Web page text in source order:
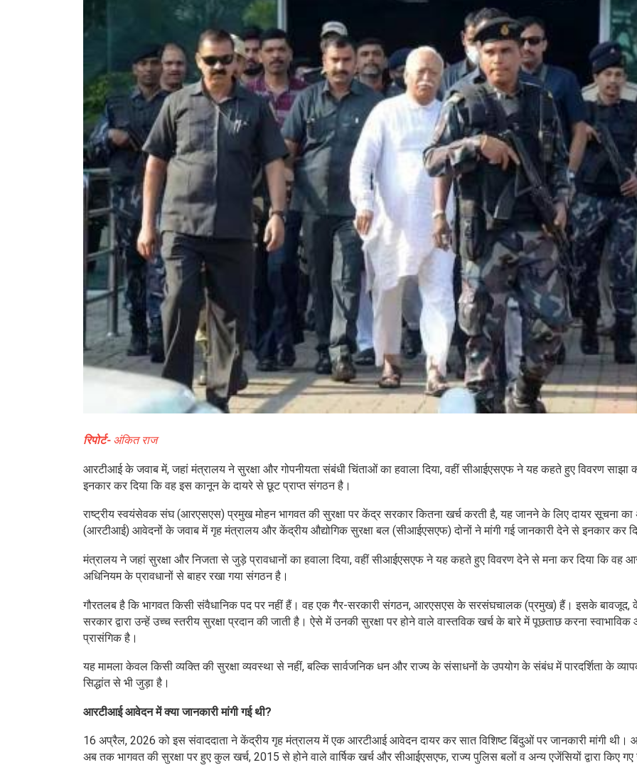
रिपोर्ट-अंकित राज
आरटीआई के जवाब में, जहां मंत्रालय ने सुरक्षा और गोपनीयता संबंधी चिंताओं का हवाला दिया, वहीं सीआईएसएफ ने यह कहते हुए विवरण साझा
इनकार कर दिया कि वह इस कानून के दायरे से छूट प्राप्त संगठन है।
राष्ट्रीय स्वयंसेवक संघ (आरएसएस) प्रमुख मोहन भागवत की सुरक्षा पर केंद्र सरकार कितना खर्च करती है, यह जानने के लिए दायर सूचना का
(आरटीआई) आवेदनों के जवाब में गृह मंत्रालय और केंद्रीय औद्योगिक सुरक्षा बल (सीआईएसएफ) दोनों ने मांगी गई जानकारी देने से इनकार कर
मंत्रालय ने जहां सुरक्षा और निजता से जुड़े प्रावधानों का हवाला दिया, वहीं सीआईएसएफ ने यह कहते हुए विवरण देने से मना कर दिया कि वह
अधिनियम के प्रावधानों से बाहर रखा गया संगठन है।
गौरतलब है कि भागवत किसी संवैधानिक पद पर नहीं हैं। वह एक गैर-सरकारी संगठन, आरएसएस के सरसंघचालक (प्रमुख) हैं। इसके बावजूद,
सरकार द्वारा उन्हें उच्च स्तरीय सुरक्षा प्रदान की जाती है। ऐसे में उनकी सुरक्षा पर होने वाले वास्तविक खर्च के बारे में पूछताछ करना
प्रासंगिक है।
यह मामला केवल किसी व्यक्ति की सुरक्षा व्यवस्था से नहीं, बल्कि सार्वजनिक धन और राज्य के संसाधनों के उपयोग के संबंध में पारदर्शिता के
सिद्धांत से भी जुड़ा है।
आरटीआई आवेदन में क्या जानकारी मांगी गई थी?
16 अप्रैल, 2026 को इस संवाददाता ने केंद्रीय गृह मंत्रालय में एक आरटीआई आवेदन दायर कर सात विशिष्ट बिंदुओं पर जानकारी मांगी थी।
अब तक भागवत की सुरक्षा पर हुए कुल खर्च, 2015 से होने वाले वार्षिक खर्च और सीआईएसएफ, राज्य पुलिस बलों व अन्य एजेंसियों द्वारा किए गए